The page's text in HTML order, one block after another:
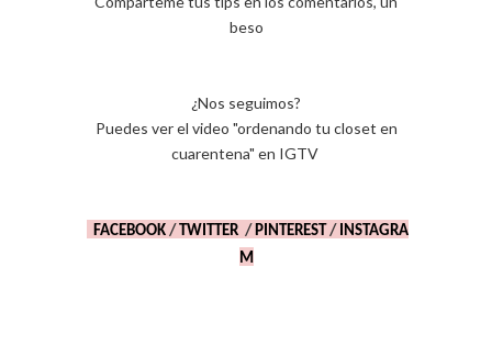
beso
¿Nos seguimos?
Puedes ver el video "ordenando tu closet en
cuarentena" en IGTV
FACEBOOK / TWITTER / PINTEREST / INSTAGRA
M